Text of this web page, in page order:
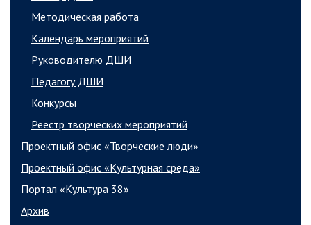
Методическая работа
Календарь мероприятий
Руководителю ДШИ
Педагогу ДШИ
Конкурсы
Реестр творческих мероприятий
Проектный офис «Творческие люди»
Проектный офис «Культурная среда»
Портал «Культура 38»
Архив